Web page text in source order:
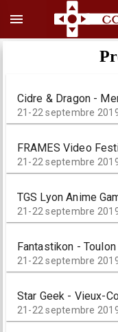
menu
Cidre & Dragon -
21-22 septembre
FRAMES Video
21-22 septembre
TGS Lyon Anime
21-22 septembre
Fantastikon - Toulon
21-22 septembre
Star Geek - Vieux-
21-22 septembre